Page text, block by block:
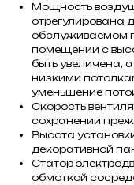
Мощность
отрегулирована
обслуживаемом
помещении с
быть увеличена,
низкими
уменьшение
Скорость
сохранении
Высота
декоративной
Статор
обмоткой